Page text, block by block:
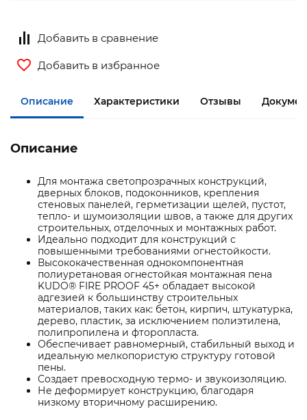
Добавить в сравнение
Добавить в избранное
Описание Характеристики Отзывы
Описание
Для монтажа светопрозрачных конструкций,
дверных блоков, подоконников, крепления
стеновых панелей, герметизации щелей, пустот,
тепло- и шумоизоляции швов, а также для других
строительных, отделочных и монтажных работ.
Идеально подходит для конструкций с
повышенными требованиями огнестойкости.
Высококачественная однокомпонентная
полиуретановая огнестойкая монтажная пена
KUDO® FIRE PROOF 45+ обладает высокой
адгезией к большинству строительных
материалов, таких как: бетон, кирпич, штукатурка,
дерево, пластик, за исключением полиэтилена,
полипропилена и фторопласта.
Обеспечивает равномерный, стабильный выход и
идеальную мелкопористую структуру готовой
пены.
Создает превосходную термо- и звукоизоляцию.
Не деформирует конструкцию, благодаря
низкому вторичному расширению.